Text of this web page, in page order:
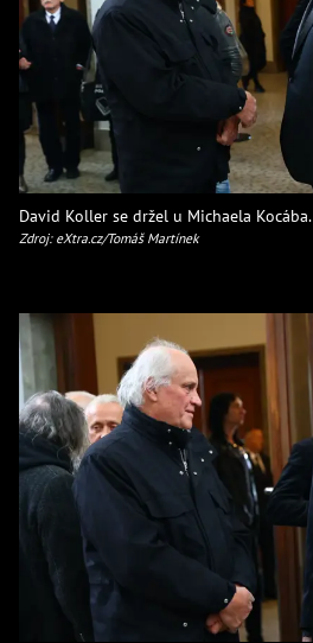
David Koller se držel u Michaela Kocába.
Zdroj: eXtra.cz/Tomáš Martínek